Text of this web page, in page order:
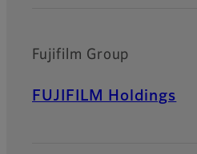
Fujifilm Group
FUJIFILM Holdings